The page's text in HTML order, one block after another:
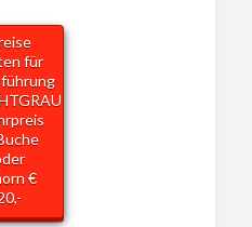
für
€